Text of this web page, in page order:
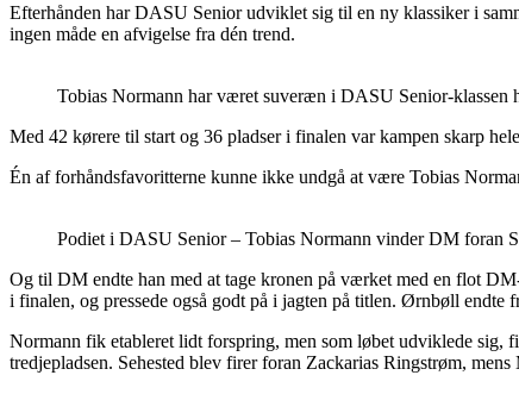
Efterhånden har DASU Senior udviklet sig til en ny klassiker i
ingen måde en afvigelse fra dén trend.
Tobias Normann har været suveræn i DASU Senior-klassen
Med 42 kørere til start og 36 pladser i finalen var kampen skarp
Én af forhåndsfavoritterne kunne ikke undgå at være Tobias
Podiet i DASU Senior – Tobias Normann vinder DM foran
Og til DM endte han med at tage kronen på værket med en flot
i finalen, og pressede også godt på i jagten på titlen. Ørnbøll endte
Normann fik etableret lidt forspring, men som løbet udviklede
tredjepladsen. Sehested blev firer foran Zackarias Ringstrøm,